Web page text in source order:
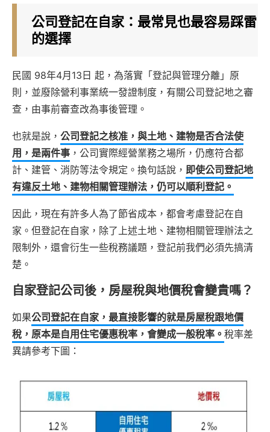
公司登記在自家：最常見也最容易踩雷
的選擇
民國 98年4月13日 起，為落實「登記與管理分離」原
則，並廢除營利事業統一發證制度，有關公司登記地之審
查，由事前審查改為事後管理。
也就是說， 公司登記之核准，與土地、建物是否合法使
用，是兩件事 ，公司實際經營業務之場所，仍應符合都
計、建管、消防等法令規定。換句話說， 即使公司登記地
有違反土地、建物相關管理辦法，仍可以順利登記。
因此，現在有許多人為了節省成本，都會考慮登記在自
家。但登記在自家，除了上述土地、建物相關管理辦法之
限制外，還會衍生一些稅務議題，登記前我們必須先搞清
楚。
自家登記公司後，房屋稅與地價稅會變貴嗎？
如果公司登記在自家，最直接影響的就是房屋稅跟地價
稅，原本是自用住宅優惠稅率，會變成一般稅率。 稅率差
異請參考下圖：